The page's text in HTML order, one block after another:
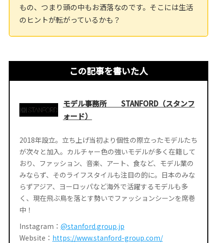
もの、つまり頭の中もお洒落なのです。そこには生活
のヒントが転がっているかも？
この記事を書いた人
モデル事務所 STANFORD（スタンフ
ォード）
2018年設立。立ち上げ当初より個性の際立ったモデルたち
が次々と加入。カルチャー色の強いモデルが多く在籍して
おり、ファッション、音楽、アート、食など、モデル業の
みならず、そのライフスタイルも注目の的に。日本のみな
らずアジア、ヨーロッパなど海外で活躍するモデルも多
く、現在飛ぶ鳥を落とす勢いでファッションシーンを席巻
中！
Instagram： @stanford.group.jp
Website： https://www.stanford-group.com/